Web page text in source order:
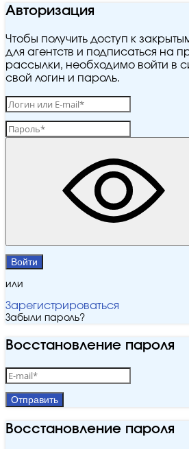
Авторизация
Чтобы получить доступ к
для агентств и подписаться на
рассылки, необходимо войти в
свой логин и пароль.
Войти
или
Зарегистрироваться
Забыли пароль?
Восстановление пароля
Отправить
Восстановление пароля